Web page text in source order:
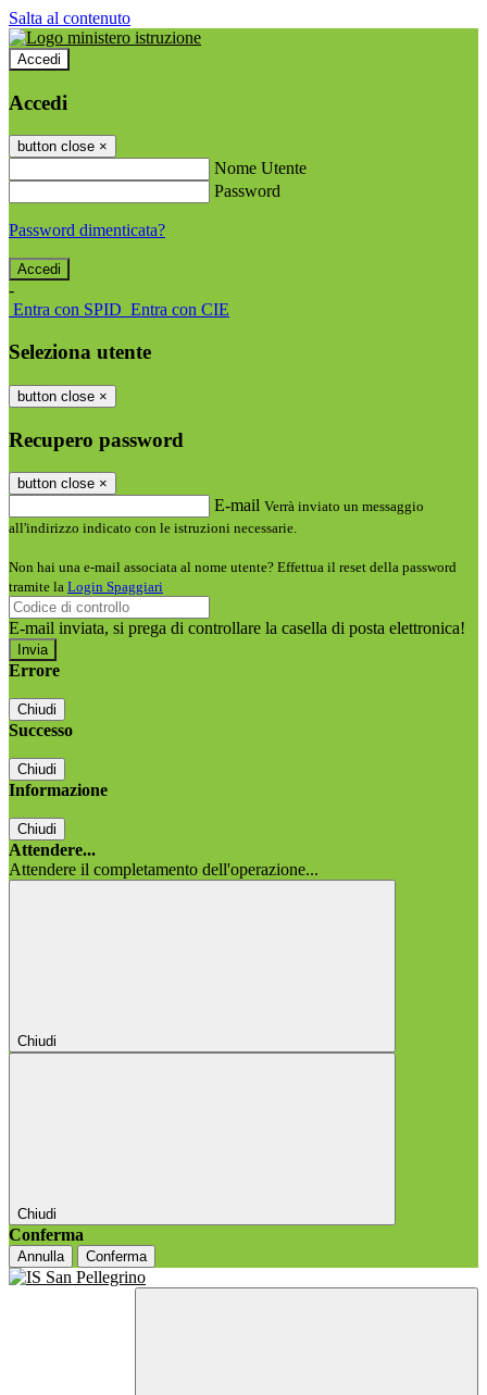
Salta al contenuto
Accedi
Accedi
button close ×
Nome Utente
Password
Password dimenticata?
-
Entra con SPID Entra con CIE
Seleziona utente
button close ×
Recupero password
button close ×
E-mail Verrà inviato un messaggio
all'indirizzo indicato con le istruzioni necessarie.
Non hai una e-mail associata al nome utente? Effettua il reset della password
tramite la Login Spaggiari
E-mail inviata, si prega di controllare la casella di posta elettronica!
Errore
Chiudi
Successo
Chiudi
Informazione
Chiudi
Attendere...
Attendere il completamento dell'operazione...
Chiudi
Chiudi
Conferma
Annulla Conferma